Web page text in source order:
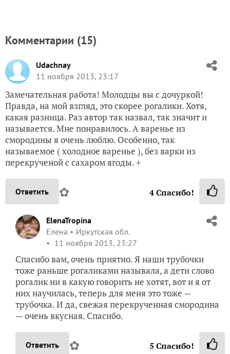
Комментарии (15)
Udachnay
11 ноября 2013, 23:17
Замечательная работа! Молодцы вы с дочуркой!
Правда, на мой взгляд, это скорее рогалики. Хотя,
какая разница. Раз автор так назвал, так значит и
называется. Мне понравилось. А варенье из
смородины я очень люблю. Особенно, так
называемое ( холодное варенье ), без варки из
перекрученой с сахаром ягоды. +
Ответить ✿ 4Спасибо!
ElenaTropina
Елена
Иркутская обл.
11 ноября 2013, 23:27
Спасибо вам, очень приятно. Я наши трубочки
тоже раньше рогаликами называла, а дети слово
рогалик ни в какую говорить не хотят, вот и я от
них научилась, теперь для меня это тоже —
трубочка. И да, свежая перекрученная смородина
— очень вкусная. Спасибо.
Ответить ✿ 5 Спасибо!